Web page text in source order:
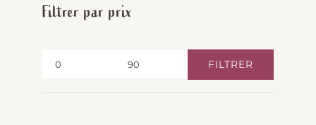
Filtrer par prix
min
max
FILTRER